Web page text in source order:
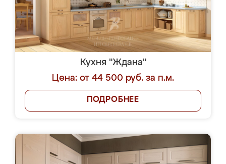
Кухня "Ждана"
Цена: от 44 500 руб. за п.м.
ПОДРОБНЕЕ